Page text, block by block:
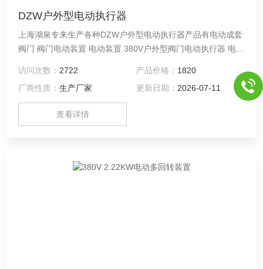
DZW户外型电动执行器
上海湖泉专来生产各种DZW户外型电动执行器产品有电动成套
阀门 阀门电动装置 电动装置 380V户外型阀门电动执行器 电动
ISO9001等企业认证,*,价格低廉,质量优秀!： !
访问次数： 2722 产品价格： 1820
厂商性质：生产厂家 更新日期： 2026-07-11
查看详情